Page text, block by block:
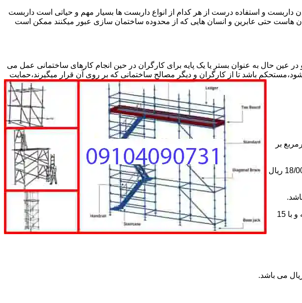
داربست و استفاده درست از هر کدام از انواع داربست ها بسیار مهم و حیاتی است داربست
هاست حتی عابرین و انسان هایی که از محدوده ساختمان سازی عبور میکنند ممکن است
حال به عنوان بستر یا یک پایه برای کارگران در حین انجام کارهای ساختمانی عمل می
باشد تا از کارگران و دیگر مصالح ساختمانی که بر روی آن قرار میگیرند،حمایت
مترمربع و یا کمتر از یک ماه مقطوع 6/500/000 ریال و مازاد بر 200 مترمربع بر
3-اجاره داربست یک ماه کلراژ ساده بدون سقف تا 200 مترمکعب 5/500/000 ریال و مازاد بر آن هر مترمکعب 18/000 ریال
5-اجاره یک ماه چاهک آسانسور به ابعاد 1×1 تا ارتفاع 15 متر با 5 طبقه مقطوع 5/500/000 ریال و مازاد بر 5 طبقه و با 15